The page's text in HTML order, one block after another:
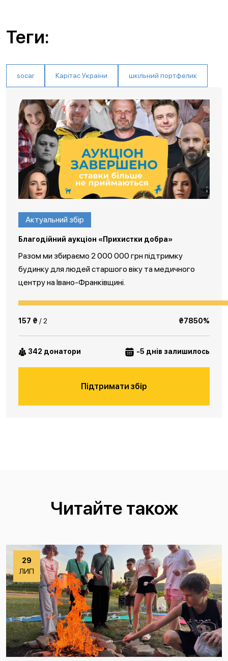
Теги:
socar Карітас України шкільний портфелик
Актуальний збір
Благодійний аукціон «Прихистки добра»
Разом ми збираємо 2 000 000 грн підтримку
будинку для людей старшого віку та медичного
центру на Івано-Франківщині.
157 ₴ / 2 ₴7850%
342 донатори -5 днів залишилось
Підтримати збір
Читайте також
29
ЛИП